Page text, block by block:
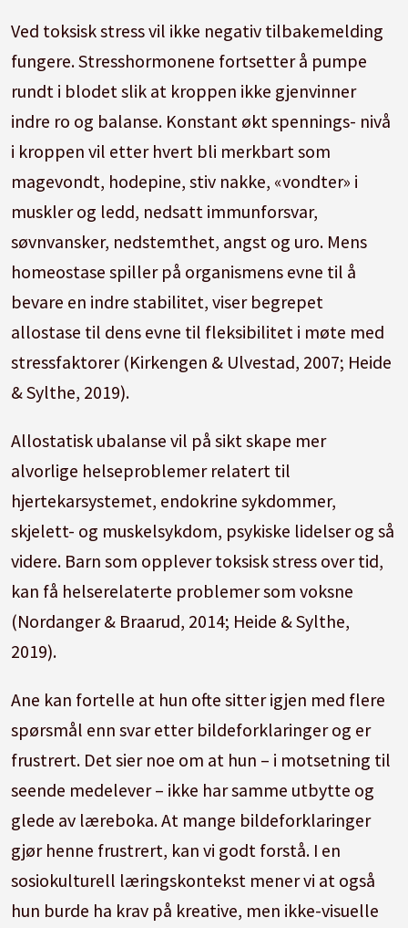
Ved toksisk stress vil ikke negativ tilbakemelding
fungere.Stresshormonene fortsetter å pumpe
rundt i blodet slik at kroppen ikke gjenvinner
indre ro og balanse. Konstant økt spennings- nivå
i kroppen vil etter hvert bli merkbart som
magevondt, hodepine, stiv nakke, «vondter» i
muskler og ledd, nedsatt immunforsvar,
søvnvansker, nedstemthet, angst og uro. Mens
homeostase spiller på organismens evne til å
bevare en indre stabilitet, viser begrepet
allostase til dens evne til fleksibilitet i møte med
stressfaktorer (Kirkengen & Ulvestad, 2007; Heide
& Sylthe, 2019).
Allostatisk ubalanse vil på sikt skape mer
alvorlige helseproblemer relatert til
hjertekarsystemet, endokrine sykdommer,
skjelett- og muskelsykdom, psykiske lidelser og så
videre. Barn som opplever toksisk stress over tid,
kan få helserelaterte problemer som voksne
(Nordanger & Braarud, 2014; Heide & Sylthe,
2019).
Ane kan fortelle at hun ofte sitter igjen med flere
spørsmål enn svar etter bildeforklaringer og er
frustrert. Det sier noe om at hun – i motsetning til
seende medelever – ikke har samme utbytte og
glede av læreboka.At mange bildeforklaringer
gjør henne frustrert, kan vi godt forstå. I en
sosiokulturell læringskontekst mener vi at også
hun burde ha krav på kreative, men ikke-visuelle